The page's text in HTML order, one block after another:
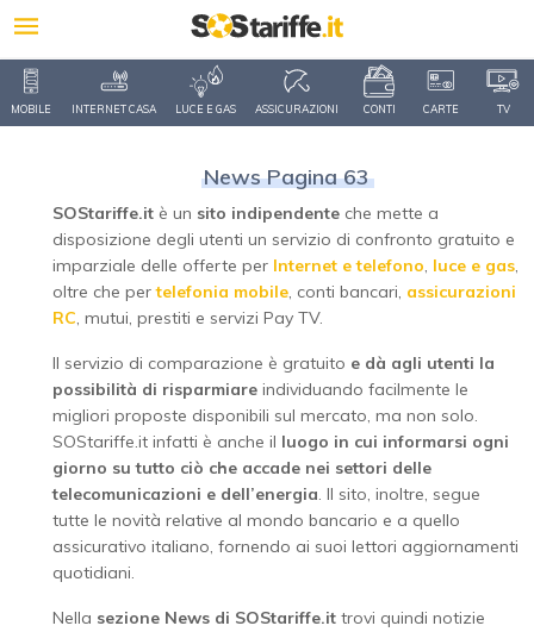
MOBILE INTERNET CASA LUCE E GAS ASSICURAZIONI CONTI CARTE TV
News Pagina 63
SOStariffe.it è un sito indipendente che mette a
disposizione degli utenti un servizio di confronto gratuito e
imparziale delle offerte per Internet e telefono, luce e gas,
oltre che pertelefonia mobile, conti bancari, assicurazioni
RC, mutui, prestiti e servizi Pay TV.
Il servizio di comparazione è gratuito e dà agli utenti la
possibilità di risparmiare individuando facilmente le
migliori proposte disponibili sul mercato, ma non solo.
SOStariffe.it infatti è anche il luogo in cui informarsi ogni
giorno su tutto ciò che accade nei settori delle
telecomunicazioni e dell’energia. Il sito, inoltre, segue
tutte le novità relative al mondo bancario e a quello
assicurativo italiano, fornendo ai suoi lettori aggiornamenti
quotidiani.
Nella sezione News di SOStariffe.it trovi quindi notizie